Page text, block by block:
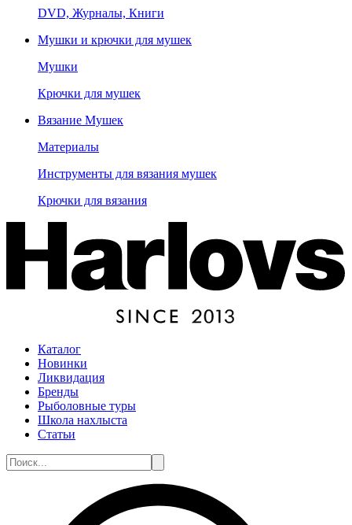
DVD, Журналы, Книги
Мушки и крючки для мушек
Мушки
Крючки для мушек
Вязание Мушек
Материалы
Инструменты для вязания мушек
Крючки для вязания
Каталог
Новинки
Ликвидация
Бренды
Рыболовные туры
Школа нахлыста
Статьи